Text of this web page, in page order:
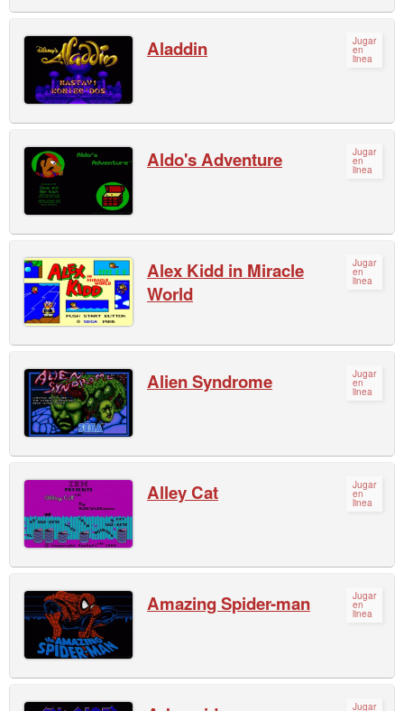
Jugar
en
linea
Aladdin
Jugar
en
linea
Aldo's Adventure
Jugar
en
linea
Alex Kidd in Miracle
World
Jugar
en
linea
Alien Syndrome
Jugar
en
linea
Alley Cat
Jugar
en
linea
Amazing Spider-man
Jugar